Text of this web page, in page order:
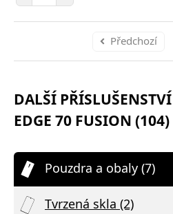
Předchozí
DALŠÍ
EDGE 70 FUSION (104)
Pouzdra a obaly (7)
Tvrzená skla (2)